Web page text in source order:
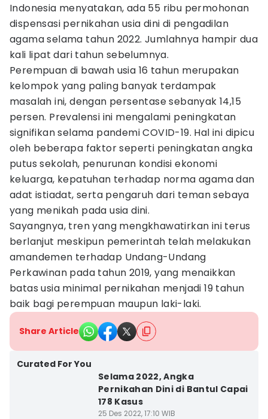
Indonesia menyatakan, ada 55 ribu permohonan
dispensasi pernikahan usia dini di pengadilan
agama selama tahun 2022. Jumlahnya hampir dua
kali lipat dari tahun sebelumnya.
Perempuan di bawah usia 16 tahun merupakan
kelompok yang paling banyak terdampak
masalah ini, dengan persentase sebanyak 14,15
persen. Prevalensi ini mengalami peningkatan
signifikan selama pandemi COVID-19. Hal ini dipicu
oleh beberapa faktor seperti peningkatan angka
putus sekolah, penurunan kondisi ekonomi
keluarga, kepatuhan terhadap norma agama dan
adat istiadat, serta pengaruh dari teman sebaya
yang menikah pada usia dini.
Sayangnya, tren yang mengkhawatirkan ini terus
berlanjut meskipun pemerintah telah melakukan
amandemen terhadap Undang-Undang
Perkawinan pada tahun 2019, yang menaikkan
batas usia minimal pernikahan menjadi 19 tahun
baik bagi perempuan maupun laki-laki.
Share Article
Curated For You
Selama 2022, Angka
Pernikahan Dini di Bantul Capai
178 Kasus
25 Des 2022, 17:10 WIB